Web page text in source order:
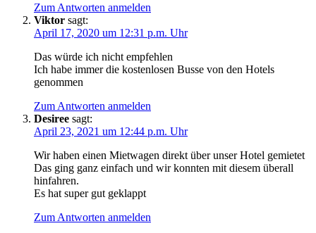
Zum Antworten anmelden
Viktor sagt:
April 17, 2020 um 12:31 p.m. Uhr
Das würde ich nicht empfehlen
Ich habe immer die kostenlosen Busse von den Hotels
genommen
Zum Antworten anmelden
Desiree sagt:
April 23, 2021 um 12:44 p.m. Uhr
Wir haben einen Mietwagen direkt über unser Hotel gemietet
Das ging ganz einfach und wir konnten mit diesem überall
hinfahren.
Es hat super gut geklappt
Zum Antworten anmelden